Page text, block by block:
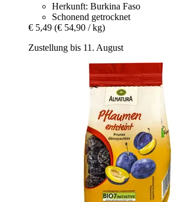
Herkunft: Burkina Faso
Schonend getrocknet
€ 5,49 (€ 54,90 / kg)
Zustellung bis 11. August